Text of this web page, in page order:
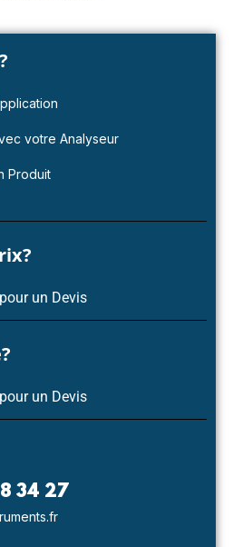
votre Analyseur
Produit
un Devis
un Devis
34 27